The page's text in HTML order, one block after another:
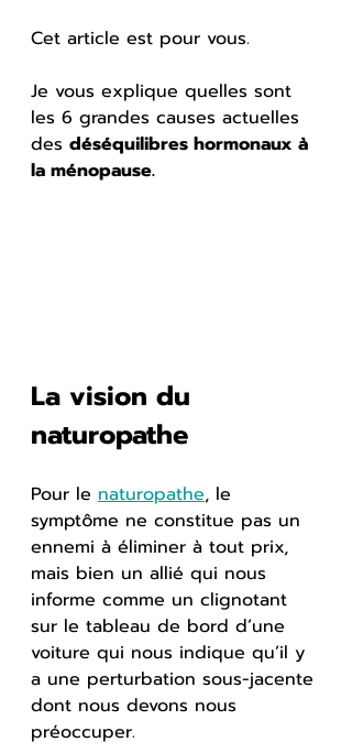
Cet article est pour vous.
Je vous explique quelles sont
les 6 grandes causes actuelles
des déséquilibres hormonaux à
la ménopause.
La vision du
naturopathe
Pour le naturopathe, le
symptôme ne constitue pas un
ennemi à éliminer à tout prix,
mais bien un allié qui nous
informe comme un clignotant
sur le tableau de bord d’une
voiture qui nous indique qu’il y
a une perturbation sous-jacente
dont nous devons nous
préoccuper.